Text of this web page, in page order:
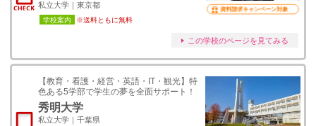
私立大学｜東京都
学校案内 ※送料ともに無料
資料請求キャンペーン対象
この学校のページを見てみる
【教育・看護・経営・英語・IT・観光】特
色ある5学部で学生の夢を全面サポート！
秀明大学
私立大学｜千葉県